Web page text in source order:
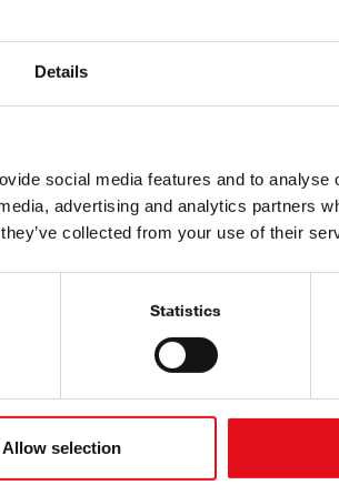
Details
social media features and to analyse
advertising and analytics partners
collected from your use of their
Statistics
Allow selection